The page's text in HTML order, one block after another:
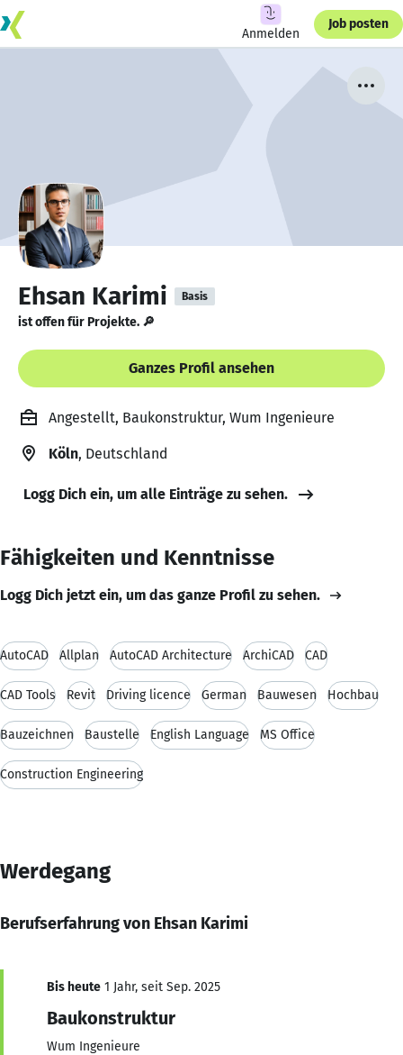
Anmelden
Job posten
Ehsan Karimi Basis
ist offen für Projekte. 🔎
Ganzes Profil ansehen
Angestellt, Baukonstruktur, Wum Ingenieure
Köln, Deutschland
Logg Dich ein, um alle Einträge zu sehen.
Fähigkeiten und Kenntnisse
Logg Dich jetzt ein, um das ganze Profil zu sehen.
AutoCAD Allplan AutoCAD Architecture ArchiCAD CAD
CAD Tools Revit Driving licence German Bauwesen Hochbau
Bauzeichnen Baustelle English Language MS Office
Construction Engineering
Werdegang
Berufserfahrung von Ehsan Karimi
Bis heute 1 Jahr, seit Sep. 2025
Baukonstruktur
Wum Ingenieure